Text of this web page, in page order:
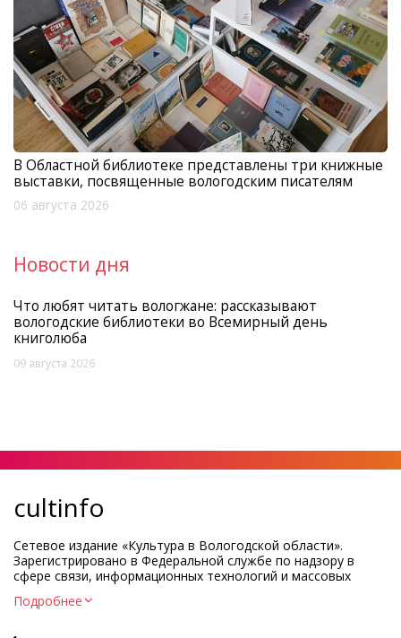
В Областной библиотеке представлены три книжные
выставки, посвященные вологодским писателям
06 августа 2026
Новости дня
Что любят читать вологжане: рассказывают
вологодские библиотеки во Всемирный день
книголюба
09 августа 2026
cultinfo
Сетевое издание «Культура в Вологодской области».
Зарегистрировано в Федеральной службе по надзору в
сфере связи, информационных технологий и массовых
Регистрационный номер и дата принятия решения о
Подробнее